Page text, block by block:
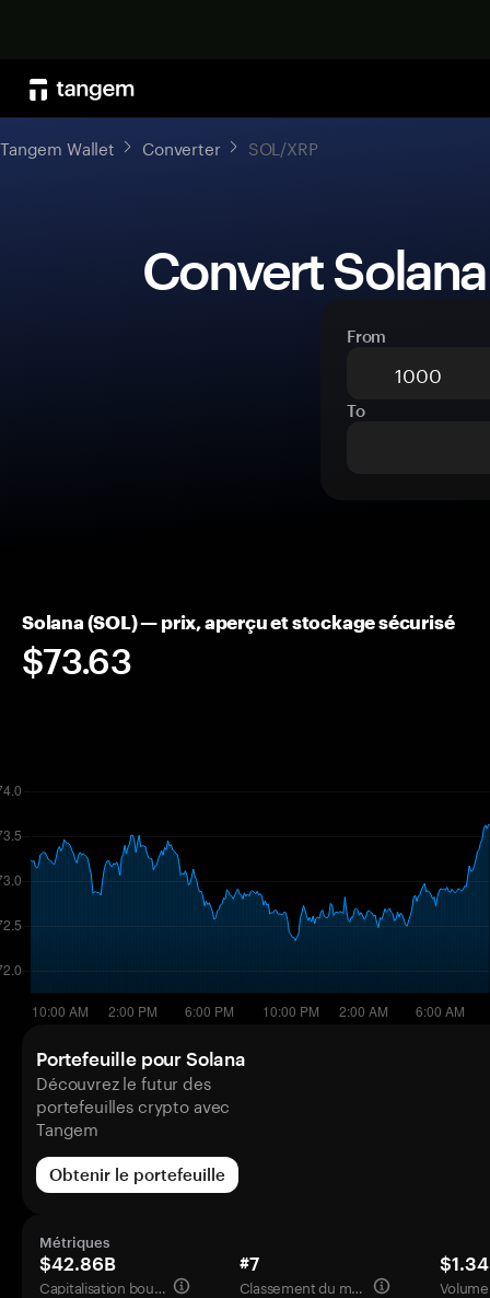
Tangem Wallet Converter SOL/XRP
Convert
From
To
Solana (SOL) — prix, aperçu et stockage sécurisé
$73.63
Portefeuille pour Solana
Découvrez le futur des
portefeuilles crypto avec
Tangem
Obtenir le portefeuille
Métriques
$42.86B
Capitalisation boursière
#7
Classement du marché